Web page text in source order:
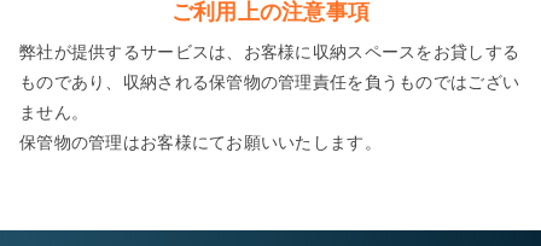
ご利用上の注意事項
弊社が提供するサービスは、お客様に収納スペースをお貸しする
ものであり、収納される保管物の管理責任を負うものではござい
ません。
保管物の管理はお客様にてお願いいたします。